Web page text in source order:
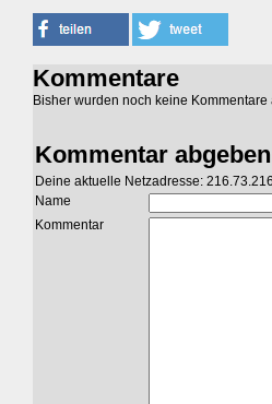
Kommentare
Bisher wurden noch keine
Kommentar abgeben
Deine aktuelle Netzadresse:
Name
Kommentar